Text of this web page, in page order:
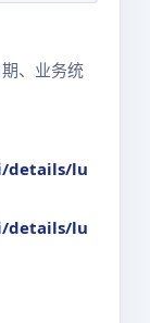
、业务统
details/lu
details/lu